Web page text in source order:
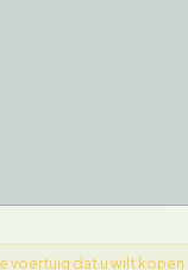
voertuig dat u wilt kopen.